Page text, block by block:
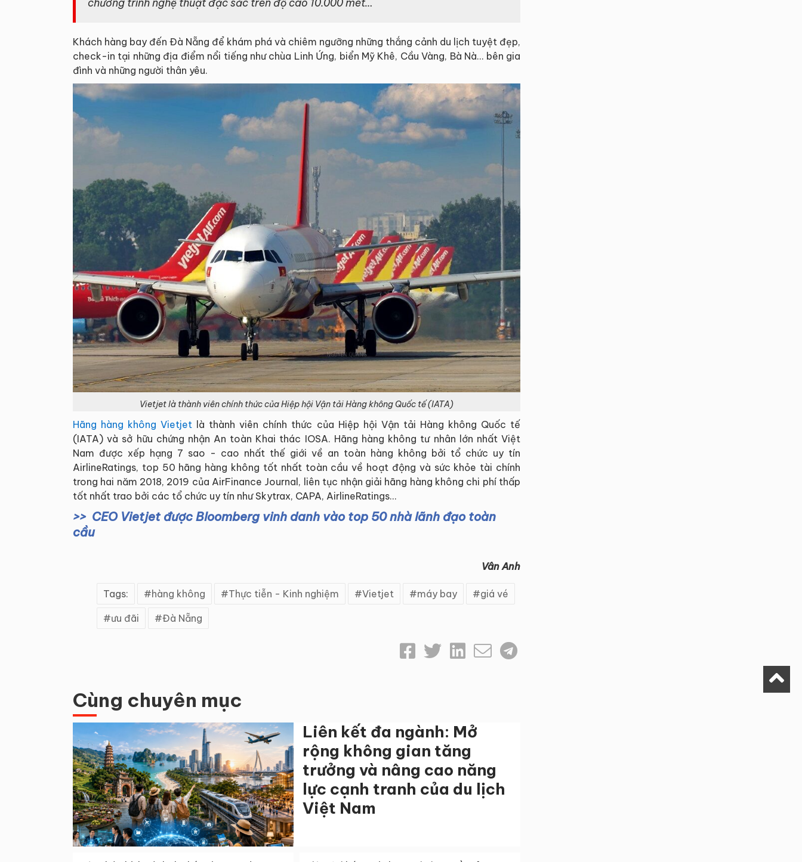
Khách hàng bay đến Đà Nẵng để khám phá và chiêm ngưỡng những thắng cảnh du lịch tuyệt đẹp,
check-in tại những địa điểm nổi tiếng như chùa Linh Ứng, biển Mỹ Khê, Cầu Vàng, Bà Nà… bên gia
đình và những người thân yêu.
Vietjet là thành viên chính thức của Hiệp hội Vận tải Hàng không Quốc tế (IATA)
Hãng hàng không Vietjet là thành viên chính thức của Hiệp hội Vận tải Hàng không Quốc tế
(IATA) và sở hữu chứng nhận An toàn Khai thác IOSA. Hãng hàng không tư nhân lớn nhất Việt
Nam được xếp hạng 7 sao - cao nhất thế giới về an toàn hàng không bởi tổ chức uy tín
AirlineRatings, top 50 hãng hàng không tốt nhất toàn cầu về hoạt động và sức khỏe tài chính
trong hai năm 2018, 2019 của AirFinance Journal, liên tục nhận giải hãng hàng không chi phí thấp
tốt nhất trao bởi các tổ chức uy tín như Skytrax, CAPA, AirlineRatings...
CEO Vietjet được Bloomberg vinh danh vào top 50 nhà lãnh đạo toàn
cầu
Vân Anh
Tags: hàng không Thực tiễn - Kinh nghiệm Vietjet máy bay giá vé
ưu đãi Đà Nẵng
Cùng chuyên mục
Liên kết đa ngành: Mở
rộng không gian tăng
trưởng và nâng cao năng
lực cạnh tranh của du lịch
Việt Nam